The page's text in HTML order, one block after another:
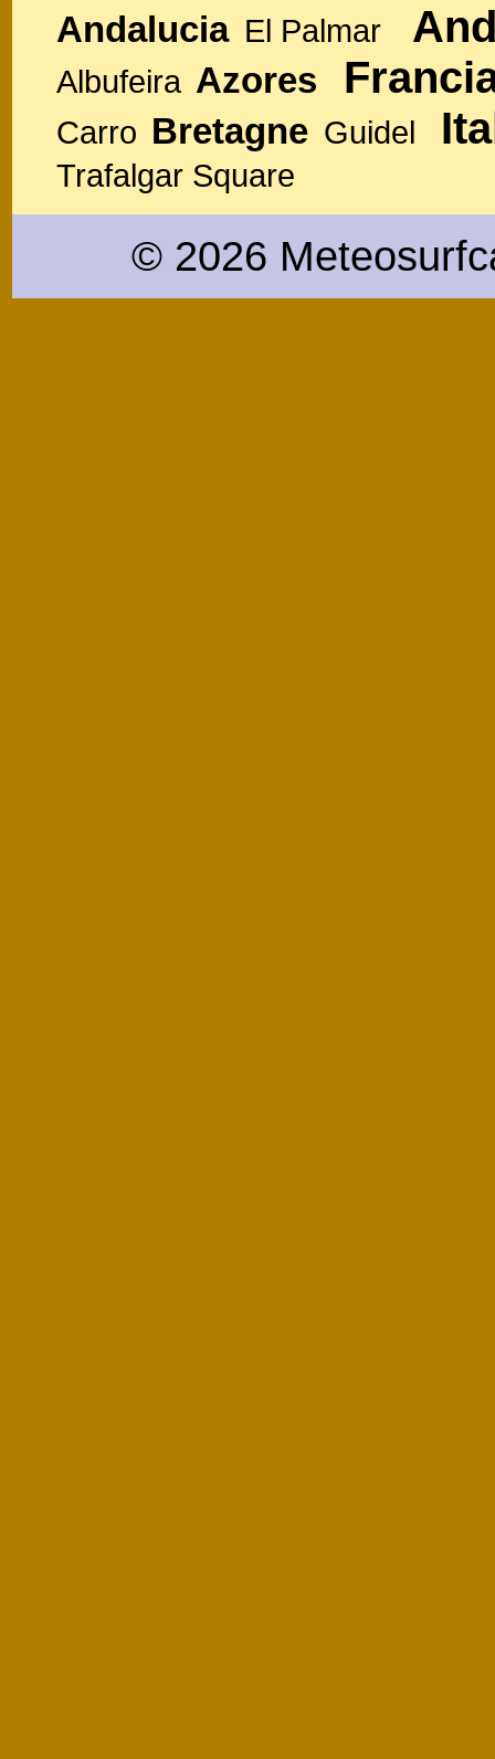
Andalucia El Palmar
Albufeira Azores
Carro Bretagne Guidel
Trafalgar Square
© 2026